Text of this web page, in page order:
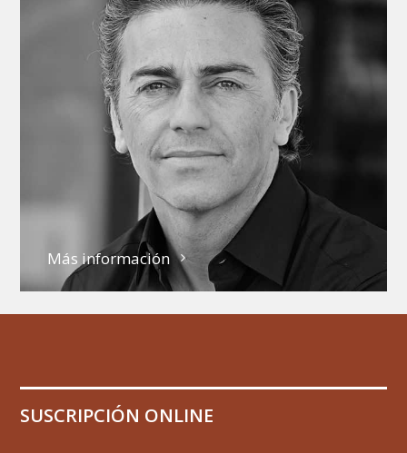
Más información
SUSCRIPCIÓN ONLINE